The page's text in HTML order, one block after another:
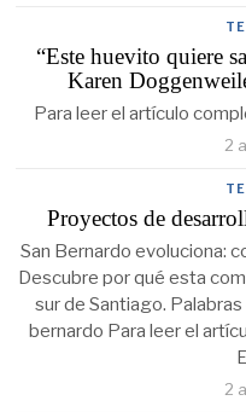
“Este huevito quiere
Karen
Para leer el artículo
2
Proyectos de
San Bernardo evoluciona:
Descubre por qué esta
sur de Santiago.
bernardo Para leer el
2